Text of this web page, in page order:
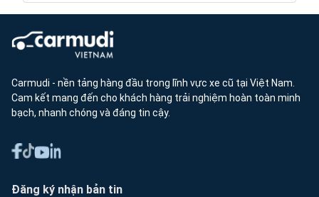
Carmudi - nền tảng hàng đầu trong lĩnh vực xe cũ tại Việt Nam.
Cam kết mang đến cho khách hàng trải nghiệm hoàn toàn minh
bạch, nhanh chóng và đáng tin cậy.
Đăng ký nhận bản tin